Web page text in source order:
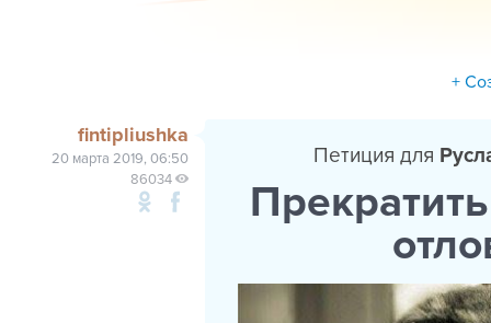
+
fintipliushka
20 марта 2019, 06:50
86034
Петиция для